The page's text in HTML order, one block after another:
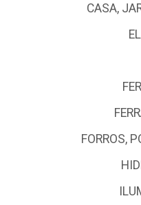
CASA,
FORROS,